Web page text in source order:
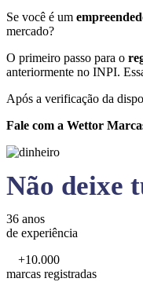
Se você é um
mercado?
O primeiro passo para o
anteriormente no INPI.
Após a verificação da
Fale com a Wettor
Não deixe
36 anos
de experiência
+10.000
marcas registradas